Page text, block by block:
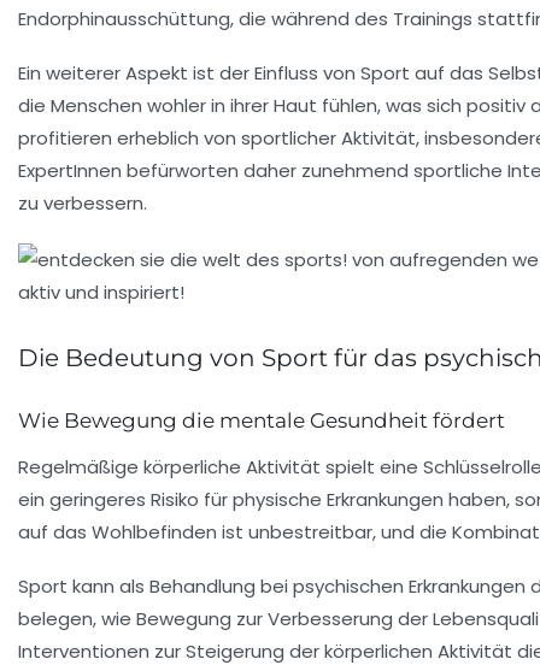
Endorphinausschüttung, die während des Trainings
Ein weiterer Aspekt ist der Einfluss von Sport auf das
die Menschen wohler in ihrer Haut fühlen, was sich
profitieren erheblich von sportlicher Aktivität,
ExpertInnen befürworten daher zunehmend sportliche
zu verbessern.
Die Bedeutung von Sport für das
Wie Bewegung die mentale Gesundheit fördert
Regelmäßige körperliche Aktivität spielt eine
ein geringeres Risiko für physische Erkrankungen haben,
auf das Wohlbefinden ist unbestreitbar, und die
Sport kann als Behandlung bei psychischen Erkrankungen
belegen, wie Bewegung zur Verbesserung der
Interventionen zur Steigerung der körperlichen Aktivität